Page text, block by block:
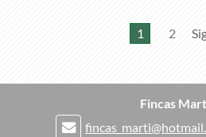
1 2
Fincas